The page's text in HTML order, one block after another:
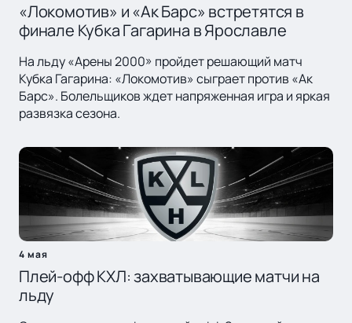
«Локомотив» и «Ак Барс» встретятся в
финале Кубка Гагарина в Ярославле
На льду «Арены 2000» пройдет решающий матч
Кубка Гагарина: «Локомотив» сыграет против «Ак
Барс». Болельщиков ждет напряженная игра и яркая
развязка сезона.
4 мая
Плей-офф КХЛ: захватывающие матчи на
льду